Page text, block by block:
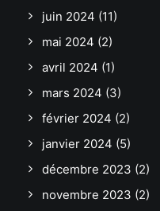
juin 2024 (11)
mai 2024 (2)
avril 2024 (1)
mars 2024 (3)
février 2024 (2)
janvier 2024 (5)
décembre 2023 (2)
novembre 2023 (2)